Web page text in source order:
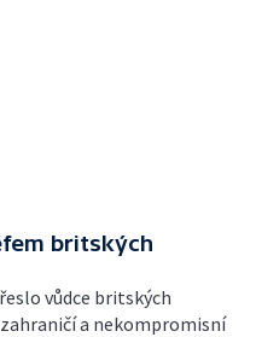
britských
vůdce britských
a nekompromisní